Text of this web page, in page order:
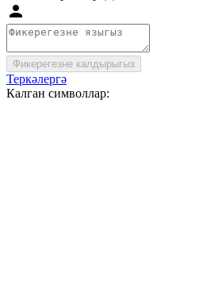
Фикерегезне калдырыгыз
Теркәлергә
Калган символлар: